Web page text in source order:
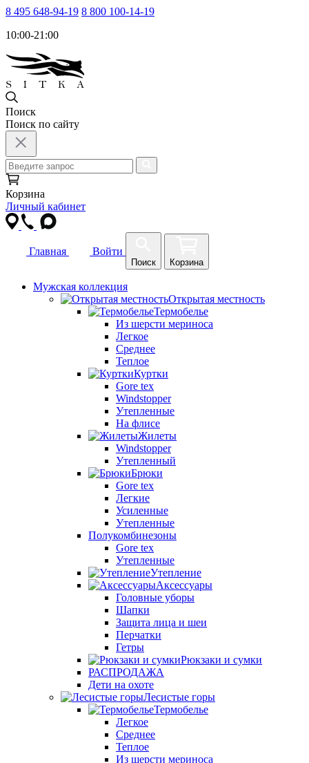
8 495 648-94-19 8 800 100-14-19
10:00-21:00
Поиск
Поиск по сайту
Корзина
Личный кабинет
Главная Войти
Поиск Корзина
Мужская коллекция
Открытая местность
Термобелье
Из шерсти мериноса
Легкое
Среднее
Теплое
Куртки
Gore tex
Windstopper
Утепленные
На флисе
Жилеты
Windstopper
Утепленный
Брюки
Gore tex
Легкие
Усиленные
Утепленные
Полукомбинезоны
Gore tex
Утепленные
Утепление
Аксессуары
Головные уборы
Шапки
Защита лица и шеи
Перчатки
Гетры
Рюкзаки и сумки
РАСПРОДАЖА
Дети на охоте
Лесистые горы
Термобелье
Легкое
Среднее
Теплое
Из шерсти мериноса